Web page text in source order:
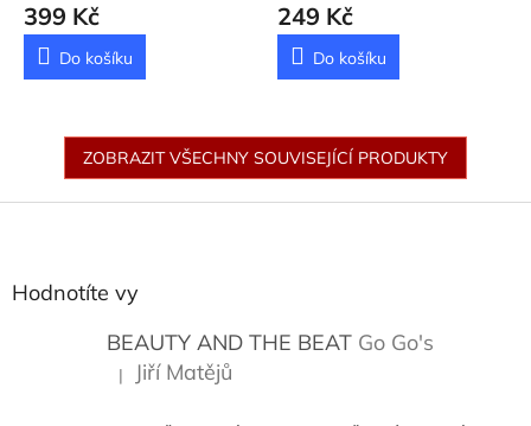
399 Kč
Do košíku
249 Kč
Do košíku
ZOBRAZIT VŠECHNY SOUVISEJÍCÍ PRODUKTY
Hodnotíte vy
BEAUTY AND THE BEAT Go Go's
Hodnocení produktu je 5 z 5 hvězdiček.
| Jiří Matějů